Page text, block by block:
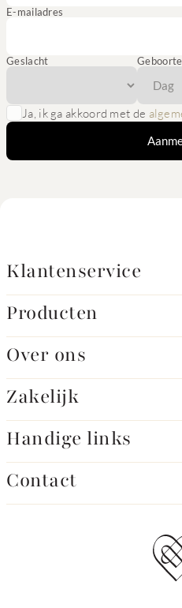
E-mailadres
Geslacht
Ja, ik ga akkoord met de
Klantenservice
Producten
Over ons
Zakelijk
Handige links
Contact